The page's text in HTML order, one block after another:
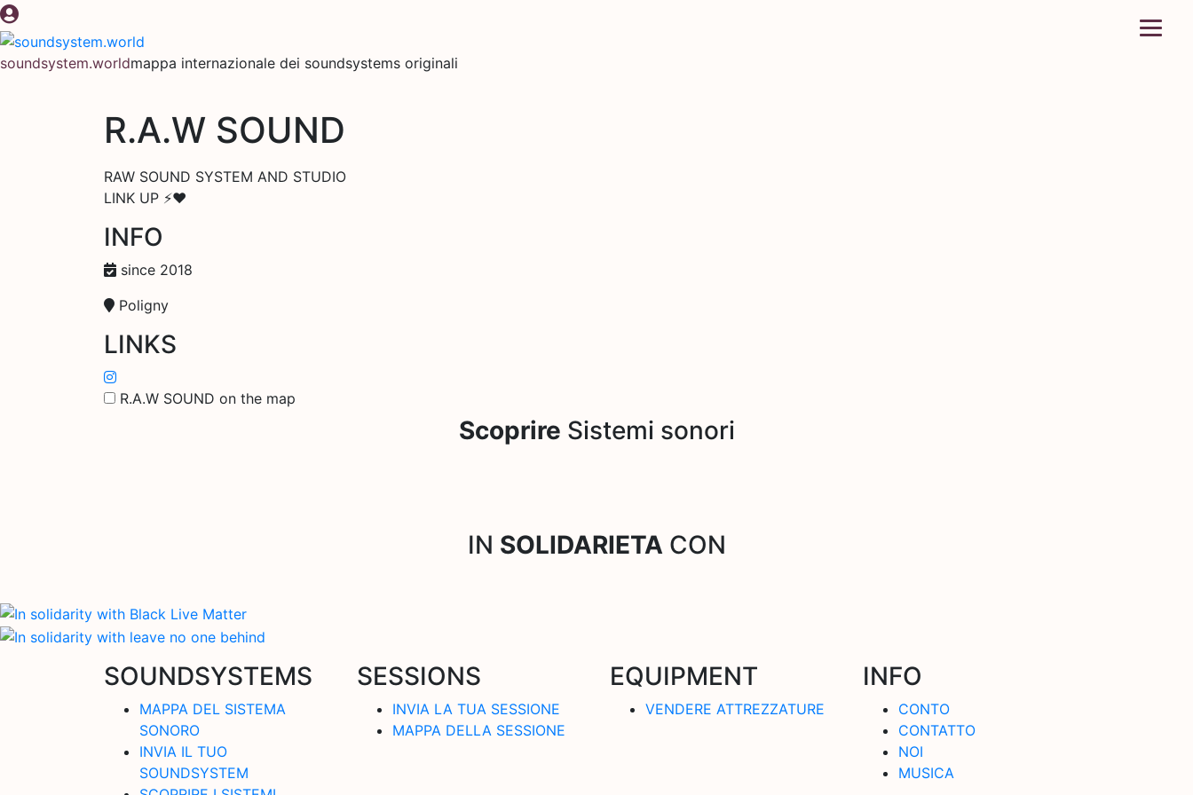
Salta
al
contenuto
soundsystem.worldmappa internazionale dei soundsystems originali
R.A.W SOUND
RAW SOUND SYSTEM AND STUDIO
LINK UP ⚡️♥️
INFO
since 2018
Poligny
LINKS
R.A.W SOUND on the map
Scoprire Sistemi sonori
IN SOLIDARIETA CON
SOUNDSYSTEMS
MAPPA DEL SISTEMA
SONORO
INVIA IL TUO
SOUNDSYSTEM
SESSIONS
INVIA LA TUA SESSIONE
MAPPA DELLA SESSIONE
EQUIPMENT
VENDERE ATTREZZATURE
INFO
CONTO
CONTATTO
NOI
MUSICA